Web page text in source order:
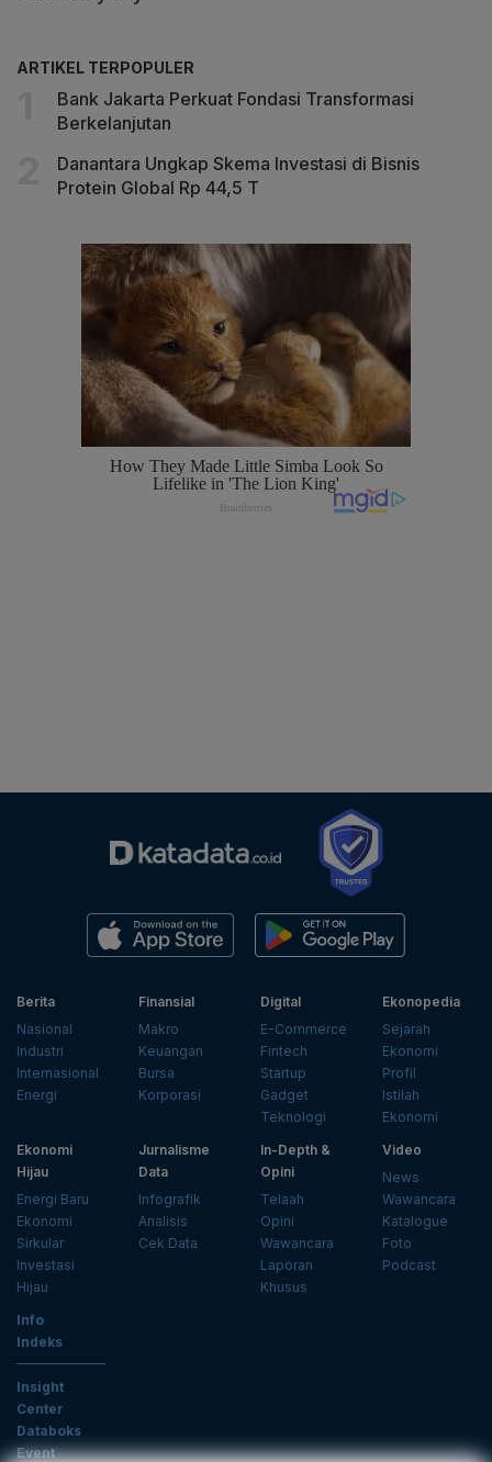
ARTIKEL TERPOPULER
Bank Jakarta Perkuat Fondasi Transformasi
Berkelanjutan
Danantara Ungkap Skema Investasi di Bisnis
Protein Global Rp 44,5 T
Berita
Nasional
Industri
Internasional
Energi
Finansial
Makro
Keuangan
Bursa
Korporasi
Digital
E-Commerce
Fintech
Startup
Gadget
Teknologi
Ekonopedia
Sejarah
Ekonomi
Profil
Istilah
Ekonomi
Ekonomi
Hijau
Energi Baru
Ekonomi
Sirkular
Investasi
Hijau
Jurnalisme
Data
Infografik
Analisis
Cek Data
In-Depth &
Opini
Telaah
Opini
Wawancara
Laporan
Khusus
Video
News
Wawancara
Katalogue
Foto
Podcast
Info
Indeks
Insight
Center
Databoks
Event